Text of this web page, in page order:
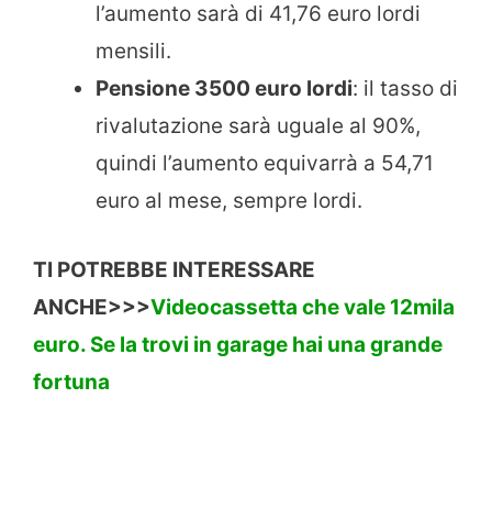
l’aumento sarà di 41,76 euro lordi
mensili.
Pensione 3500 euro lordi: il tasso di
rivalutazione sarà uguale al 90%,
quindi l’aumento equivarrà a 54,71
euro al mese, sempre lordi.
TI POTREBBE INTERESSARE
ANCHE>>>Videocassetta che vale 12mila
euro. Se la trovi in garage hai una grande
fortuna